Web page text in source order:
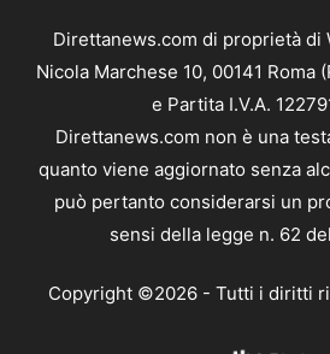
Direttanews.com di proprietà di
Nicola Marchese 10, 00141 Roma
e Partita I.V.A.
Direttanews.com non è una
quanto viene aggiornato senza
può pertanto considerarsi un
sensi della legge n. 62
Copyright ©2026 - Tutti i diritti